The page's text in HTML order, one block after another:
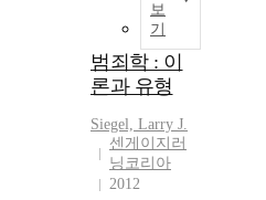
보
기
범죄학 : 이
론과 유형
Siegel, Larry J.
센게이지러
닝코리아
2012